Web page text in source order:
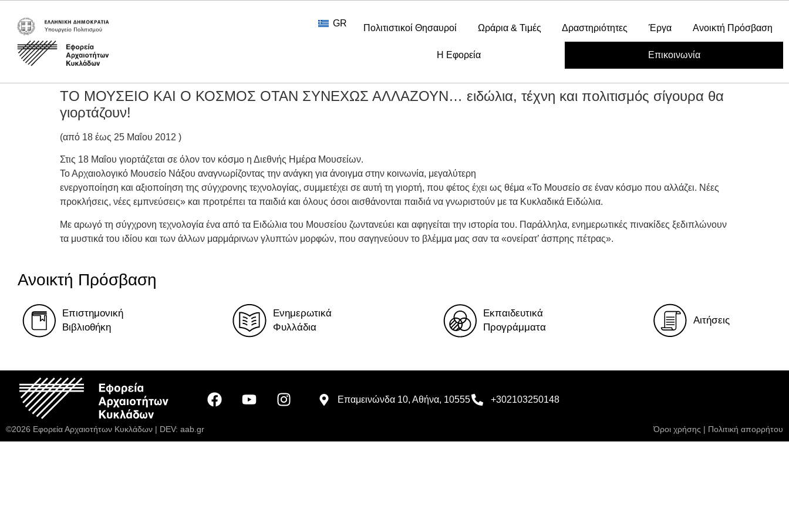
GR Πολιτιστικοί Θησαυροί Ωράρια & Τιμές Δραστηριότητες Έργα Ανοικτή Πρόσβαση
Η Εφορεία Επικοινωνία
ΤΟ ΜΟΥΣΕΙΟ ΚΑΙ Ο ΚΟΣΜΟΣ ΟΤΑΝ ΣΥΝΕΧΩΣ ΑΛΛΑΖΟΥΝ… ειδώλια, τέχνη και πολιτισμός σίγουρα θα
γιορτάζουν!
(από 18 έως 25 Μαΐου 2012 )
Στις 18 Μαΐου γιορτάζεται σε όλον τον κόσμο η Διεθνής Ημέρα Μουσείων.
Το Αρχαιολογικό Μουσείο Νάξου αναγνωρίζοντας την ανάγκη για άνοιγμα στην κοινωνία, μεγαλύτερη
ενεργοποίηση και αξιοποίηση της σύγχρονης τεχνολογίας, συμμετέχει σε αυτή τη γιορτή, που φέτος έχει ως θέμα «Το Μουσείο σε έναν κόσμο που αλλάζει. Νέες
προκλήσεις, νέες εμπνεύσεις» και προτρέπει τα παιδιά και όλους όσοι αισθάνονται παιδιά να γνωριστούν με τα Κυκλαδικά Ειδώλια.
Με αρωγό τη σύγχρονη τεχνολογία ένα από τα Ειδώλια του Μουσείου ζωντανεύει και αφηγείται την ιστορία του. Παράλληλα, ενημερωτικές πινακίδες ξεδιπλώνουν
τα μυστικά του ιδίου και των άλλων μαρμάρινων γλυπτών μορφών, που σαγηνεύουν το βλέμμα μας σαν τα «ονείρατ’ άσπρης πέτρας».
Ανοικτή Πρόσβαση
Επιστημονική
Βιβλιοθήκη
Ενημερωτικά
Φυλλάδια
Εκπαιδευτικά
Προγράμματα
Αιτήσεις
Επαμεινώνδα 10, Αθήνα, 10555 +302103250148
©2026 Εφορεία Αρχαιοτήτων Κυκλάδων | DEV: aab.gr Όροι χρήσης | Πολιτική απορρήτου